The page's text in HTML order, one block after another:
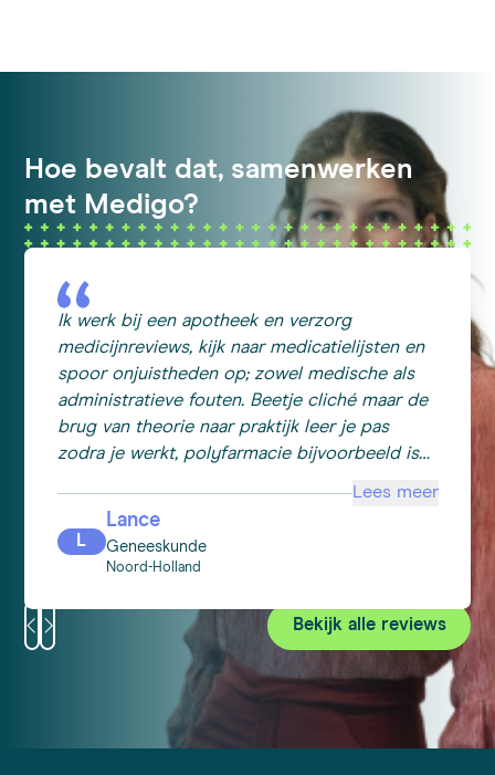
Hoe bevalt dat, samenwerken
met Medigo?
Ik werk bij een apotheek en verzorg
medicijnreviews, kijk naar medicatielijsten en
spoor onjuistheden op; zowel medische als
administratieve fouten. Beetje cliché maar de
brug van theorie naar praktijk leer je pas
zodra je werkt, polyfarmacie bijvoorbeeld is
de praktijk soms 5x dat tegen komt. In een
week tijd meer geleerd over farmacotherapie
dan in een jaar aan practica. Ik ben zeker
miscommunicatie aan het begin maar zodra
die weg was binnen een dag een baan
gevonden en de volgende dag al het contract
gekregen om te ondertekenen om 4 dagen
later te beginnen. Vriendelijk, lekker vlot en
tot nu toe zeer professioneel!
Lees meer
L
Lance
Geneeskunde
Noord-Holland
Bekijk alle reviews